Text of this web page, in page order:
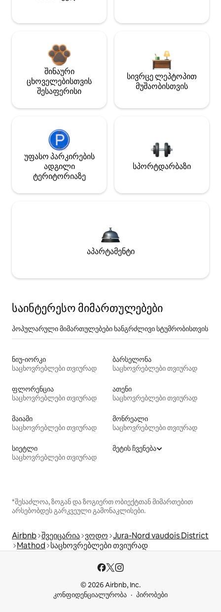
შინაური
ცხოველებისთვის
შესაფერისი
სივრცე ლეპტოპით
მუშაობისთვის
უფასო პარკირების
ადგილი
ტერიტორიაზე
სპორტდარბაზი
აპარტამენტი
საინტერესო მიმართულებები
პოპულარული მიმართულებები ხანგრძლივი სტუმრობისთვის
ნიუ-იორკი
საცხოვრებლები თვიურად
ბარსელონა
საცხოვრებლები თვიურად
ფლორენცია
საცხოვრებლები თვიურად
ათენი
საცხოვრებლები თვიურად
მაიამი
საცხოვრებლები თვიურად
მონრეალი
საცხოვრებლები თვიურად
სიეტლი
საცხოვრებლები თვიურად
მეტის ჩვენება
*შესაძლოა, ზოგან და ზოგიერთ ობიექტთან მიმართებით
არსებობდეს გარკვეული გამონაკლისები.
Airbnb შვეიცარია ვოდო Jura-Nord vaudois District
Mathod საცხოვრებლები თვიურად
© 2026 Airbnb, Inc.
კონფიდენციალურობა
პირობები